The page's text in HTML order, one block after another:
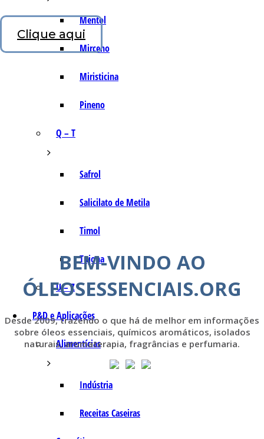
Mentol
Mirceno
Miristicina
Pineno
Q – T
Safrol
Salicilato de Metila
Timol
Tujona
U – Z
P&D e Aplicações
Alimentícias
Indústria
Receitas Caseiras
Clique aqui
BEM-VINDO AO
ÓLEOSESSENCIAIS.ORG
Desde 2009, trazendo o que há de melhor em informações
sobre óleos essenciais, químicos aromáticos, isolados
naturais, aromaterapia, fragrâncias e perfumaria.